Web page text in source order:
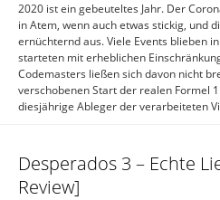
2020 ist ein gebeuteltes Jahr. Der
in Atem, wenn auch etwas stickig, und
ernüchternd aus. Viele Events blieben
starteten mit erheblichen
Codemasters ließen sich davon nicht
verschobenen Start der realen Formel
diesjährige Ableger der verarbeiteten
Desperados 3 – Echte
Review]